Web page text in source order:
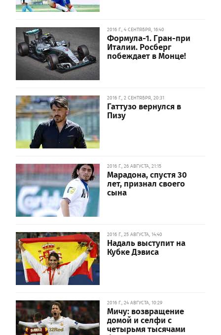
2016 Г., 4 СЕНТЯБРЯ, 16:40
Формула-1. Гран-при
Италии. Росберг
побеждает в Монце!
2016 Г., 2 СЕНТЯБРЯ, 20:31
Гаттузо вернулся в
Пизу
2016 Г., 26 АВГУСТА, 21:15
Марадона, спустя 30
лет, признал своего
сына
2016 Г., 25 АВГУСТА, 14:40
Надаль выступит на
Кубке Дэвиса
2016 Г., 24 АВГУСТА, 10:29
Мичу: возвращение
домой и селфи с
четырьмя тысячами